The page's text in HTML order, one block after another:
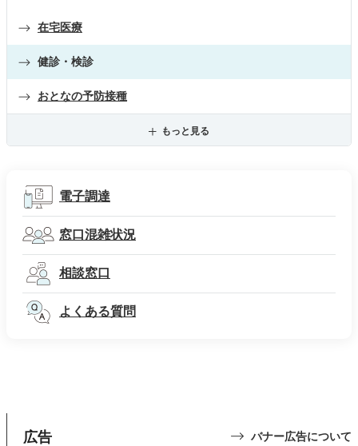
在宅医療
健診・検診
おとなの予防接種
もっと見る
電子調達
窓口混雑状況
相談窓口
よくある質問
広告 バナー広告について